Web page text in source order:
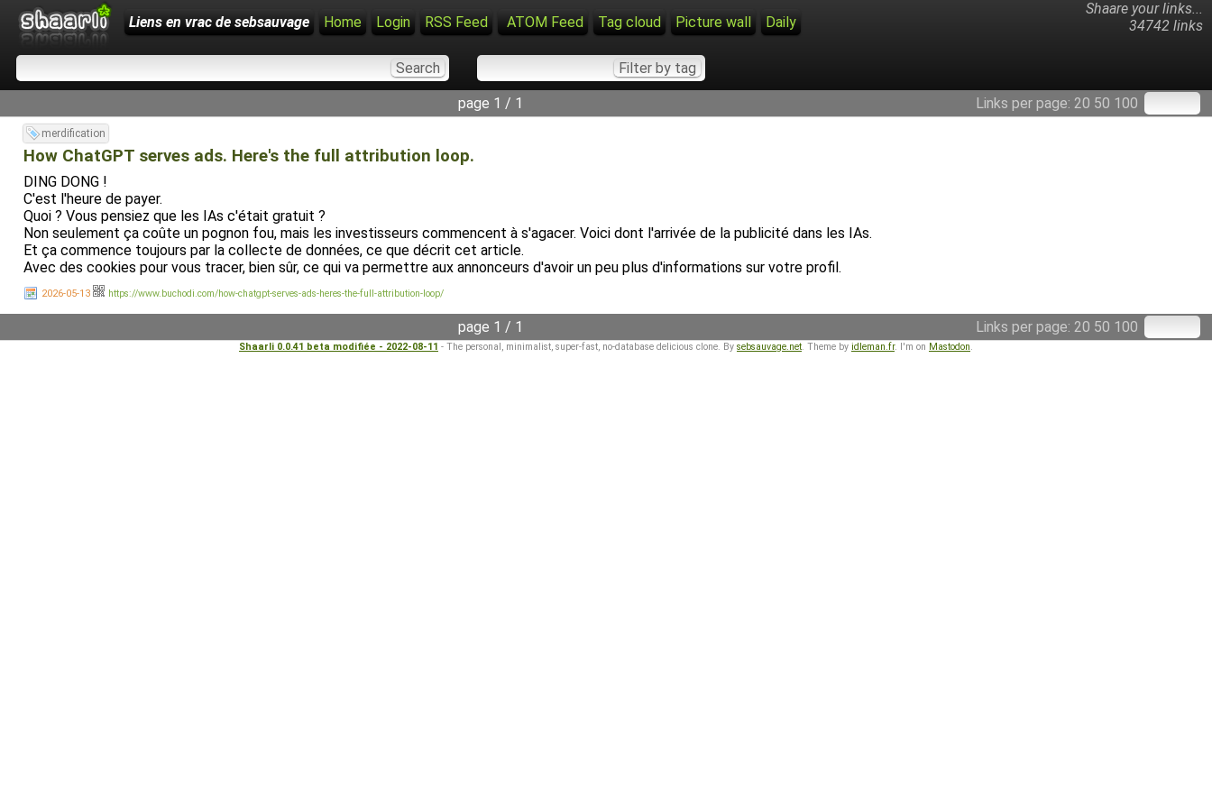
Shaare your links...
34742 links
Liens en vrac de sebsauvage Home Login RSS Feed ATOM Feed Tag cloud Picture wall Daily
Links per page: 20 50 100
page 1 / 1
merdification
How ChatGPT serves ads. Here's the full attribution loop.
DING DONG !
C'est l'heure de payer.
Quoi ? Vous pensiez que les IAs c'était gratuit ?
Non seulement ça coûte un pognon fou, mais les investisseurs commencent à s'agacer. Voici dont l'arrivée de la publicité dans les IAs.
Et ça commence toujours par la collecte de données, ce que décrit cet article.
Avec des cookies pour vous tracer, bien sûr, ce qui va permettre aux annonceurs d'avoir un peu plus d'informations sur votre profil.
2026-05-13 https://www.buchodi.com/how-chatgpt-serves-ads-heres-the-full-attribution-loop/
Links per page: 20 50 100
page 1 / 1
Shaarli 0.0.41 beta modifiée - 2022-08-11 - The personal, minimalist, super-fast, no-database delicious clone. By sebsauvage.net. Theme by idleman.fr. I'm on Mastodon.